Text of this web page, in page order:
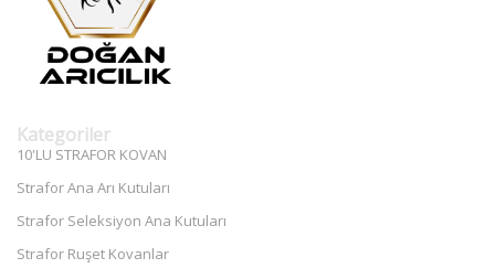
Kategoriler
10'LU STRAFOR KOVAN
Strafor Ana Arı Kutuları
Strafor Seleksiyon Ana Kutuları
Strafor Ruşet Kovanlar